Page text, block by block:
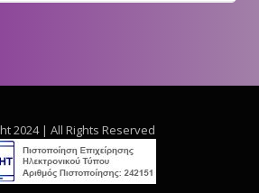
2024 | All Rights Reserved